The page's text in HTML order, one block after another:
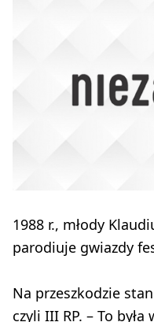
1988 r., młody
parodiuje gwiazdy
Na przeszkodzie
czyli III RP. – To